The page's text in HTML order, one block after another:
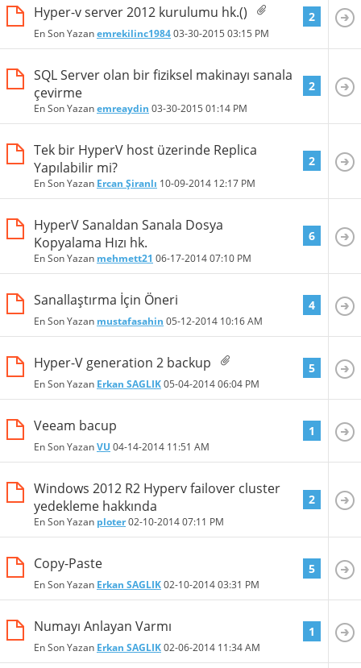
Hyper-v server 2012 kurulumu hk.()
En Son Yazanemrekilinc198403-30-2015 03:15 PM
2
SQL Server olan bir fiziksel makinayı sanala
çevirme
En Son Yazanemreaydin 03-30-2015 01:14 PM
2
Tek bir HyperV host üzerinde Replica
Yapılabilir mi?
En Son Yazan Ercan Şiranlı 10-09-2014 12:17 PM
2
HyperV Sanaldan Sanala Dosya
Kopyalama Hızı hk.
En Son Yazan mehmett21 06-17-201407:10 PM
6
Sanallaştırma İçin Öneri
En Son Yazan mustafasahin 05-12-2014 10:16 AM
4
Hyper-V generation 2 backup
En Son Yazan Erkan SAGLIK05-04-201406:04 PM
5
Veeam bacup
En Son YazanVU 04-14-2014 11:51 AM
1
Windows 2012 R2 Hyperv failover cluster
yedekleme hakkında
En Son Yazan ploter02-10-201407:11 PM
2
Copy-Paste
En Son Yazan Erkan SAGLIK02-10-201403:31 PM
5
Numayı Anlayan Varmı
En Son Yazan Erkan SAGLIK02-06-2014 11:34 AM
1